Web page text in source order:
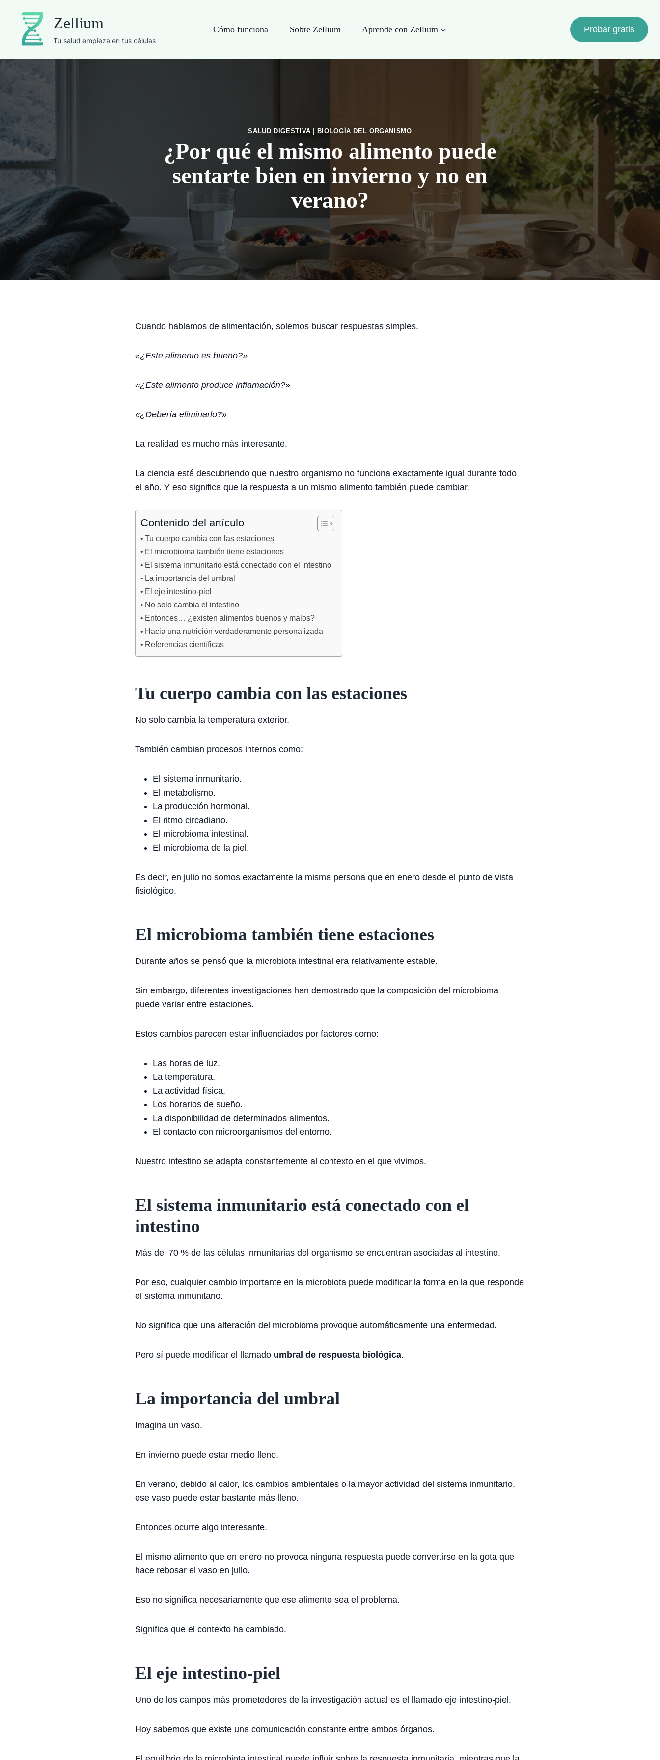
contenido
Zellium
Tu salud empieza en tus células
Cómo funciona Sobre Zellium Aprende con Zellium Probar gratis
SALUD DIGESTIVA BIOLOGÍA DEL ORGANISMO
¿Por qué el mismo alimento puede
sentarte bien en invierno y no en
verano?
Cuando hablamos de alimentación, solemos buscar respuestas simples.
«¿Este alimento es bueno?»
«¿Este alimento produce inflamación?»
«¿Debería eliminarlo?»
La realidad es mucho más interesante.
La ciencia está descubriendo que nuestro organismo no funciona exactamente igual durante todo
el año. Y eso significa que la respuesta a un mismo alimento también puede cambiar.
Contenido del artículo
Tu cuerpo cambia con las estaciones
El microbioma también tiene estaciones
El sistema inmunitario está conectado con el intestino
La importancia del umbral
El eje intestino-piel
No solo cambia el intestino
Entonces… ¿existen alimentos buenos y malos?
Hacia una nutrición verdaderamente personalizada
Referencias científicas
Tu cuerpo cambia con las estaciones
No solo cambia la temperatura exterior.
También cambian procesos internos como:
El sistema inmunitario.
El metabolismo.
La producción hormonal.
El ritmo circadiano.
El microbioma intestinal.
El microbioma de la piel.
Es decir, en julio no somos exactamente la misma persona que en enero desde el punto de vista
fisiológico.
El microbioma también tiene estaciones
Durante años se pensó que la microbiota intestinal era relativamente estable.
Sin embargo, diferentes investigaciones han demostrado que la composición del microbioma
puede variar entre estaciones.
Estos cambios parecen estar influenciados por factores como:
Las horas de luz.
La temperatura.
La actividad física.
Los horarios de sueño.
La disponibilidad de determinados alimentos.
El contacto con microorganismos del entorno.
Nuestro intestino se adapta constantemente al contexto en el que vivimos.
El sistema inmunitario está conectado con el
intestino
Más del 70 % de las células inmunitarias del organismo se encuentran asociadas al intestino.
Por eso, cualquier cambio importante en la microbiota puede modificar la forma en la que responde
el sistema inmunitario.
No significa que una alteración del microbioma provoque automáticamente una enfermedad.
Pero sí puede modificar el llamado umbral de respuesta biológica.
La importancia del umbral
Imagina un vaso.
En invierno puede estar medio lleno.
En verano, debido al calor, los cambios ambientales o la mayor actividad del sistema inmunitario,
ese vaso puede estar bastante más lleno.
Entonces ocurre algo interesante.
El mismo alimento que en enero no provoca ninguna respuesta puede convertirse en la gota que
hace rebosar el vaso en julio.
Eso no significa necesariamente que ese alimento sea el problema.
Significa que el contexto ha cambiado.
El eje intestino-piel
Uno de los campos más prometedores de la investigación actual es el llamado eje intestino-piel.
Hoy sabemos que existe una comunicación constante entre ambos órganos.